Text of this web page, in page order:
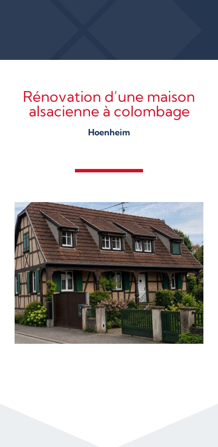
Rénovation d’une maison
alsacienne à colombage
Hoenheim